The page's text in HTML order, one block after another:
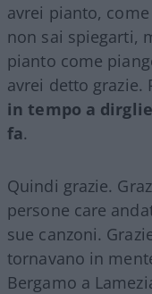
avrei pianto,
non sai spiegarti,
pianto come
avrei detto grazie.
in tempo a
fa.
Quindi grazie.
persone care
sue canzoni.
tornavano in
Bergamo a